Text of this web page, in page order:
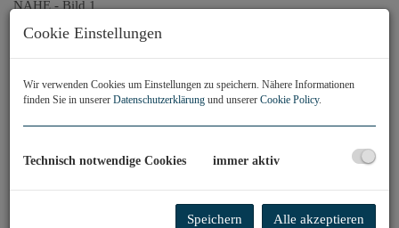
Cookie Einstellungen
Wir verwenden Cookies um Einstellungen zu speichern. Nähere Informationen
finden Sie in unserer Datenschutzerklärung und unserer Cookie Policy.
Technisch notwendige Cookies immer aktiv
Speichern Alle akzeptieren